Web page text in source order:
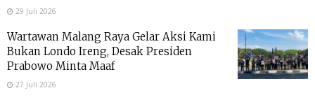
29 Juli 2026
Wartawan Malang Raya Gelar Aksi Kami
Bukan Londo Ireng, Desak Presiden
Prabowo Minta Maaf
27 Juli 2026